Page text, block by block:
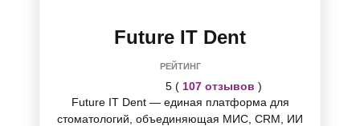
Future IT Dent
РЕЙТИНГ
5 ( 107 отзывов )
Future IT Dent — единая платформа для
стоматологий, объединяющая МИС, CRM, ИИ